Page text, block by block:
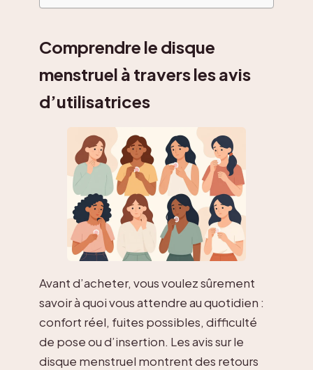
Comprendre le disque
menstruel à travers les avis
d’utilisatrices
Avant d’acheter, vous voulez sûrement
savoir à quoi vous attendre au quotidien :
confort réel, fuites possibles, difficulté
de pose ou d’insertion. Les avis sur le
disque menstruel montrent des retours